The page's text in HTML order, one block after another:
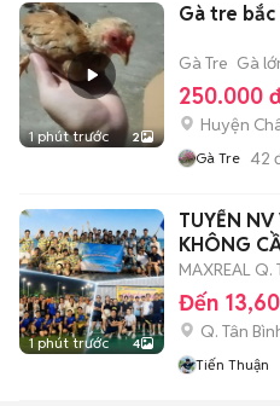
1 phút trước 2
Gà tre bắc
Gà Tre Gà
250.000
Huyện
Gà Tre 42
1 phút trước 4
TUYỂN
KHÔNG
MAXREAL Q.
Đến
Q. Tân
Tiến Thuận